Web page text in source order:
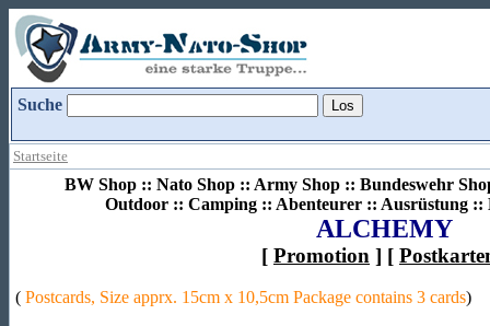
Suche
Startseite
BW Shop :: Nato Shop :: Army Shop :: Bundeswehr
Outdoor :: Camping :: Abenteurer :: Ausrüstung ::
ALCHEMY
[ Promotion ] [
( Postcards, Size apprx. 15cm x 10,5cm Package contains 3 cards)